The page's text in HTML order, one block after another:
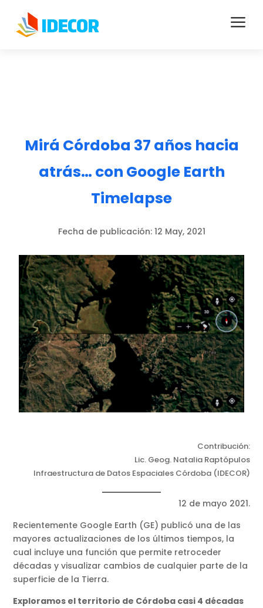
a
Mirá Córdoba 37 años hacia
atrás… con Google Earth
Timelapse
Fecha de publicación: 12 May, 2021
Contribución:
Lic. Geog. Natalia Raptópulos
Infraestructura de Datos Espaciales Córdoba (IDECOR)
12 de mayo 2021.
Recientemente Google Earth (GE) publicó una de las
mayores actualizaciones de los últimos tiempos, la
cual incluye una función que permite retroceder
décadas y visualizar cambios de cualquier parte de la
superficie de la Tierra.
Exploramos el territorio de Córdoba casi 4 décadas